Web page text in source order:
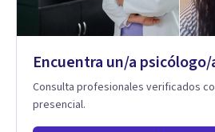
Encuentra un/a psicólogo/
Consulta profesionales verificados
presencial.